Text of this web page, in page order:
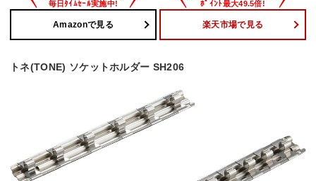
Amazonで見る 楽天市場で見る
トネ(TONE) ソケットホルダー SH206